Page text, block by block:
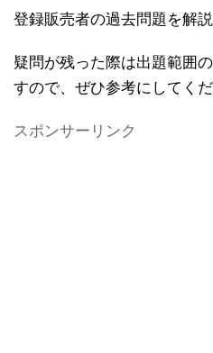
登録販売者の過去問題を解説
疑問が残った際は出題範囲
すので、ぜひ参考にしてくだ
スポンサーリンク